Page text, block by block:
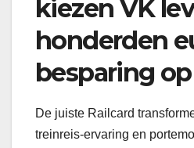
kiezen VK
honderden
besparing op
De juiste Railcard
treinreis-ervaring en